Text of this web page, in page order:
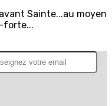
Sainte...au moyen
forte...